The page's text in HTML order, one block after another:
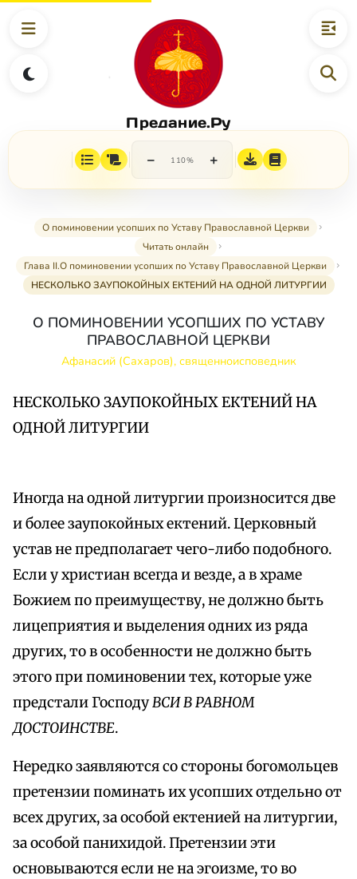
Предание.Ру
− 110% +
О поминовении усопших по Уставу Православной Церкви
Читать онлайн
Глава II.О поминовении усопших по Уставу Православной Церкви
НЕСКОЛЬКО ЗАУПОКОЙНЫХ ЕКТЕНИЙ НА ОДНОЙ ЛИТУРГИИ
О ПОМИНОВЕНИИ УСОПШИХ ПО УСТАВУ
ПРАВОСЛАВНОЙ ЦЕРКВИ
Афанасий (Сахаров), священноисповедник
НЕСКОЛЬКО ЗАУПОКОЙНЫХ ЕКТЕНИЙ НА
ОДНОЙ ЛИТУРГИИ
Иногда на одной литургии произносится две
и более заупокойных ектений. Церковный
устав не предполагает чего-либо подобного.
Если у христиан всегда и везде, а в храме
Божием по преимуществу, не должно быть
лицеприятия и выделения одних из ряда
других, то в особенности не должно быть
этого при поминовении тех, которые уже
предстали ГосподуВСИ В РАВНОМ
ДОСТОИНСТВЕ.
Нередко заявляются со стороны богомольцев
претензии поминать их усопших отдельно от
всех других, за особой ектенией на литургии,
за особой панихидой. Претензии эти
основываются если не на эгоизме, то во